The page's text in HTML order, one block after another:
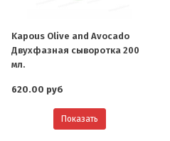
Kapous Olive and Avocado
Двухфазная сыворотка 200
мл.
620.00 руб
Показать